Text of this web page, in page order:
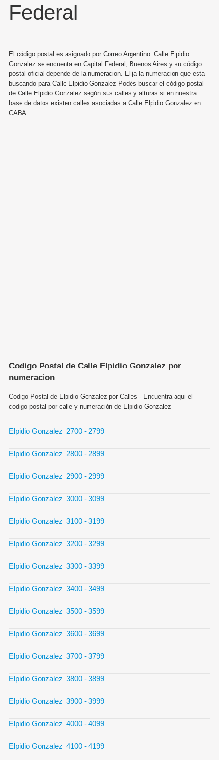
Federal
El código postal es asignado por Correo Argentino. Calle Elpidio
Gonzalez se encuenta en Capital Federal, Buenos Aires y su código
postal oficial depende de la numeracion. Elija la numeracion que esta
buscando para Calle Elpidio Gonzalez Podés buscar el código postal
de Calle Elpidio Gonzalez según sus calles y alturas si en nuestra
base de datos existen calles asociadas a Calle Elpidio Gonzalez en
CABA.
Codigo Postal de Calle Elpidio Gonzalez por
numeracion
Codigo Postal de Elpidio Gonzalez por Calles - Encuentra aqui el
codigo postal por calle y numeración de Elpidio Gonzalez
Elpidio Gonzalez 2700 - 2799
Elpidio Gonzalez 2800 - 2899
Elpidio Gonzalez 2900 - 2999
Elpidio Gonzalez 3000 - 3099
Elpidio Gonzalez 3100 - 3199
Elpidio Gonzalez 3200 - 3299
Elpidio Gonzalez 3300 - 3399
Elpidio Gonzalez 3400 - 3499
Elpidio Gonzalez 3500 - 3599
Elpidio Gonzalez 3600 - 3699
Elpidio Gonzalez 3700 - 3799
Elpidio Gonzalez 3800 - 3899
Elpidio Gonzalez 3900 - 3999
Elpidio Gonzalez 4000 - 4099
Elpidio Gonzalez 4100 - 4199